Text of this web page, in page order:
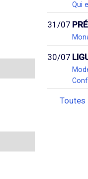
Qui
31/07
30/07
Toutes